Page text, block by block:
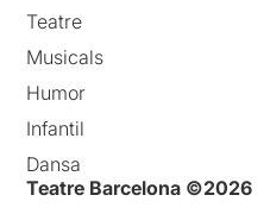
Teatre
Musicals
Humor
Infantil
Dansa
Teatre Barcelona ©2026